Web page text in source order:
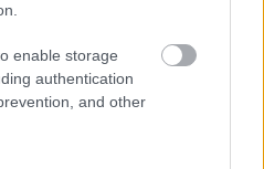
enable storage
authentication
and other
pénzügyi ismereteit
programsorozat